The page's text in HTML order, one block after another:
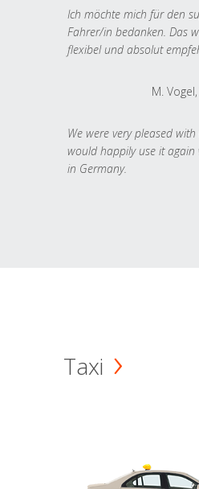
Ich möchte mich für den
Fahrer/in bedanken. Das
flexibel und absolut
M.
We were very pleased
would happily use it
in Germany.
Taxi